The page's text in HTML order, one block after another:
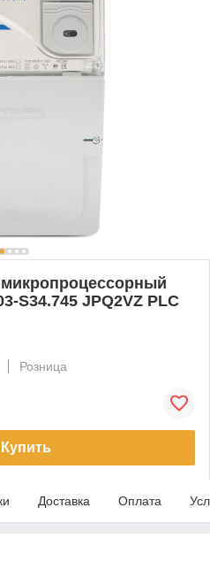
S34.745 JPQ2VZ PLC
Розница
Купить
Доставка Оплата